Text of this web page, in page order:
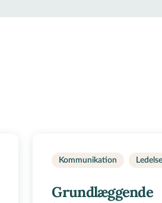
Kommunikation
Grundlæggende